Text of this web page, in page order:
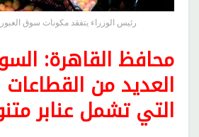
رئيس الوزراء يتفقد مكونات سوق العبور
محافظ القاهرة:
العديد من القطاعات
التي تشمل عنابر